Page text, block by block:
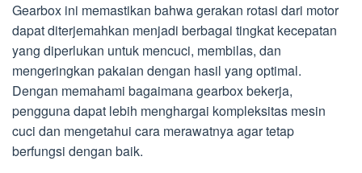
Gearbox ini memastikan bahwa gerakan rotasi dari motor
dapat diterjemahkan menjadi berbagai tingkat kecepatan
yang diperlukan untuk mencuci, membilas, dan
mengeringkan pakaian dengan hasil yang optimal.
Dengan memahami bagaimana gearbox bekerja,
pengguna dapat lebih menghargai kompleksitas mesin
cuci dan mengetahui cara merawatnya agar tetap
berfungsi dengan baik.